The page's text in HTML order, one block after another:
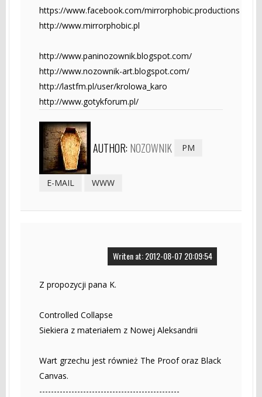
https://www.facebook.com/mirrorphobic.productions
http://www.mirrorphobic.pl
http://www.paninozownik.blogspot.com/
http://www.nozownik-art.blogspot.com/
http://lastfm.pl/user/krolowa_karo
http://www.gotykforum.pl/
AUTHOR: NOZOWNIK PM
E-MAIL WWW
Writen at: 2012-08-07 20:09:54
Z propozycji pana K.
Controlled Collapse
Siekiera z materiałem z Nowej Aleksandrii
Wart grzechu jest również The Proof oraz Black
Canvas.
------------------------------------------------